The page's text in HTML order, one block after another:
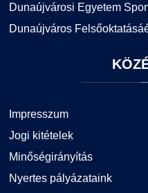
Dunaújvárosi Egyetem
Dunaújváros
Impresszum
Jogi kitételek
Minőségirányítás
Nyertes pályázataink